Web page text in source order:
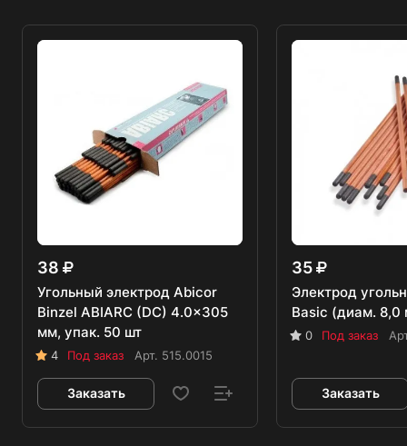
38
Угольный электрод Abicor
Binzel ABIARC (DC) 4.0x305
мм, упак. 50 шт
4 Под заказ Арт. 515.0015
Заказать
35
Электрод
Basic (диам. 8,0
0 Под заказ
Заказать